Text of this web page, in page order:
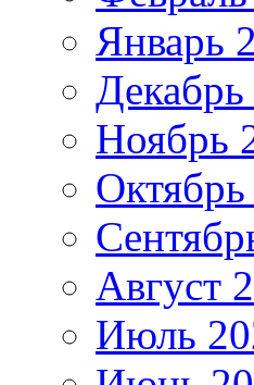
Январь
Декабрь
Ноябрь
Август
Июль